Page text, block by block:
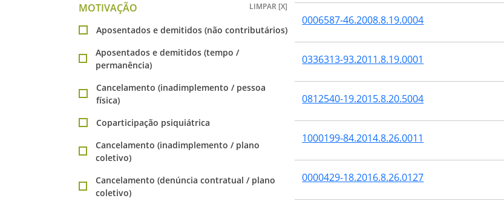
MOTIVAÇÃO LIMPAR [X]
Aposentados e demitidos (não contributários)
Aposentados e demitidos (tempo /
permanência)
Cancelamento (inadimplemento / pessoa
física)
Coparticipação psiquiátrica
Cancelamento (inadimplemento / plano
coletivo)
Cancelamento (denúncia contratual / plano
coletivo)
0006587-46.2008.8.19.0004
0336313-93.2011.8.19.0001
0812540-19.2015.8.20.5004
1000199-84.2014.8.26.0011
0000429-18.2016.8.26.0127